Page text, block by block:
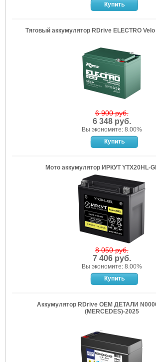
Тяговый аккумулятор RDrive ELECTRO
6 900 руб.
6 348 руб.
Вы экономите: 8.00%
Мото аккумулятор ИРКУТ YTX20HL-
8 050 руб.
7 406 руб.
Вы экономите: 8.00%
Аккумулятор RDrive OEM ДЕТАЛИ
(MERCEDES)-2025